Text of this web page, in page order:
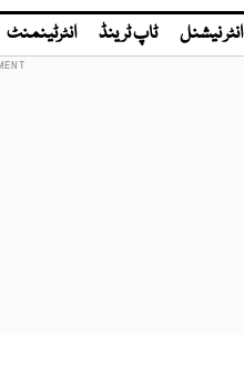
انٹر نیشنل ٹاپ ٹرینڈ انٹرٹینمنٹ